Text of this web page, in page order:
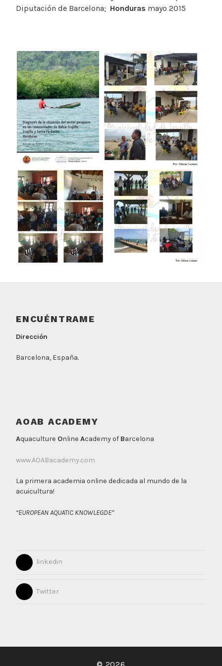
Diputación de Barcelona; Honduras mayo 2015
ENCUÉNTRAME
Dirección
Barcelona, España.
AOAB ACADEMY
Aquaculture Online Academy of Barcelona
www.AOABacademy.com
La primera academia online dedicada al mundo de la
acuicultura!
“EUROPEAN AQUATIC KNOWLEGDE”
linkedin
Twitter
© 2026